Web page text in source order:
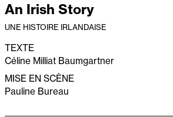
An Irish Story
UNE HISTOIRE IRLANDAISE
TEXTE
Céline Milliat Baumgartner
MISE EN SCÈNE
Pauline Bureau